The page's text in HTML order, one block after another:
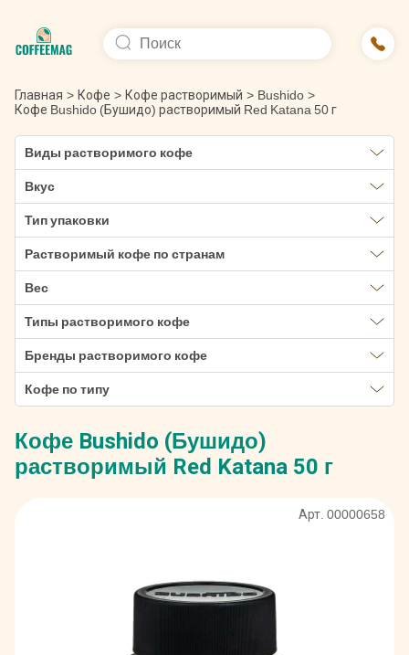
Главная > Кофе > Кофе растворимый > Bushido >
Кофе Bushido (Бушидо) растворимый Red Katana 50 г
Виды растворимого кофе
Вкус
Тип упаковки
Растворимый кофе по странам
Вес
Типы растворимого кофе
Бренды растворимого кофе
Кофе по типу
Кофе Bushido (Бушидо)
растворимый Red Katana 50 г
Арт. 00000658